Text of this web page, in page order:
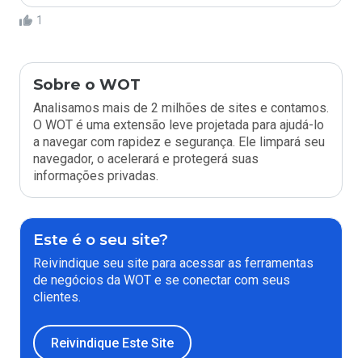
1
Sobre o WOT
Analisamos mais de 2 milhões de sites e contamos.
O WOT é uma extensão leve projetada para ajudá-lo
a navegar com rapidez e segurança. Ele limpará seu
navegador, o acelerará e protegerá suas
informações privadas.
Este é o seu site?
Reivindique seu site para acessar as ferramentas
de negócios da WOT e se conectar com seus
clientes.
Reivindique Este Site